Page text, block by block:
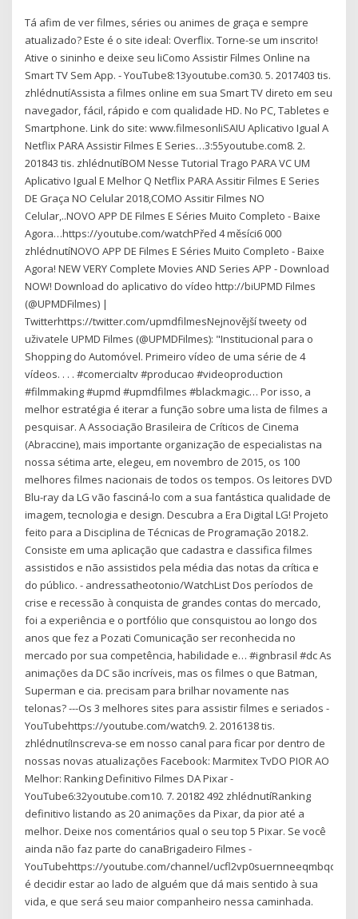
Tá afim de ver filmes, séries ou animes de graça e sempre
atualizado? Este é o site ideal: Overflix. Torne-se um inscrito!
Ative o sininho e deixe seu liComo Assistir Filmes Online na
Smart TV Sem App. - YouTube8:13youtube.com30. 5. 2017403 tis.
zhlédnutíAssista a filmes online em sua Smart TV direto em seu
navegador, fácil, rápido e com qualidade HD. No PC, Tabletes e
Smartphone. Link do site: www.filmesonliSAIU Aplicativo Igual A
Netflix PARA Assistir Filmes E Series…3:55youtube.com8. 2.
201843 tis. zhlédnutíBOM Nesse Tutorial Trago PARA VC UM
Aplicativo Igual E Melhor Q Netflix PARA Assitir Filmes E Series
DE Graça NO Celular 2018,COMO Assitir Filmes NO
Celular,..NOVO APP DE Filmes E Séries Muito Completo - Baixe
Agora…https://youtube.com/watchPřed 4 měsíci6 000
zhlédnutíNOVO APP DE Filmes E Séries Muito Completo - Baixe
Agora! NEW VERY Complete Movies AND Series APP - Download
NOW! Download do aplicativo do vídeo http://biUPMD Filmes
(@UPMDFilmes) |
Twitterhttps://twitter.com/upmdfilmesNejnovější tweety od
uživatele UPMD Filmes (@UPMDFilmes): "Institucional para o
Shopping do Automóvel. Primeiro vídeo de uma série de 4
vídeos. . . . #comercialtv #producao #videoproduction
#filmmaking #upmd #upmdfilmes #blackmagic… Por isso, a
melhor estratégia é iterar a função sobre uma lista de filmes a
pesquisar. A Associação Brasileira de Críticos de Cinema
(Abraccine), mais importante organização de especialistas na
nossa sétima arte, elegeu, em novembro de 2015, os 100
melhores filmes nacionais de todos os tempos. Os leitores DVD
Blu-ray da LG vão fasciná-lo com a sua fantástica qualidade de
imagem, tecnologia e design. Descubra a Era Digital LG! Projeto
feito para a Disciplina de Técnicas de Programação 2018.2.
Consiste em uma aplicação que cadastra e classifica filmes
assistidos e não assistidos pela média das notas da crítica e
do público. - andressatheotonio/WatchList Dos períodos de
crise e recessão à conquista de grandes contas do mercado,
foi a experiência e o portfólio que consquistou ao longo dos
anos que fez a Pozati Comunicação ser reconhecida no
mercado por sua competência, habilidade e… #ignbrasil #dc As
animações da DC são incríveis, mas os filmes o que Batman,
Superman e cia. precisam para brilhar novamente nas
telonas? ---Os 3 melhores sites para assistir filmes e seriados -
YouTubehttps://youtube.com/watch9. 2. 2016138 tis.
zhlédnutíInscreva-se em nosso canal para ficar por dentro de
nossas novas atualizações Facebook: Marmitex TvDO PIOR AO
Melhor: Ranking Definitivo Filmes DA Pixar -
YouTube6:32youtube.com10. 7. 20182 492 zhlédnutíRanking
definitivo listando as 20 animações da Pixar, da pior até a
melhor. Deixe nos comentários qual o seu top 5 Pixar. Se você
ainda não faz parte do canaBrigadeiro Filmes -
YouTubehttps://youtube.com/channel/
é decidir estar ao lado de alguém que dá mais sentido à sua
vida, e que será seu maior companheiro nessa caminhada.